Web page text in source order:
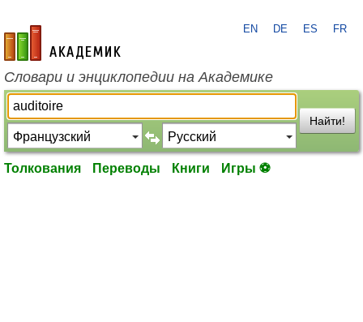
academic.ru
EN DE ES FR
Словари и энциклопедии на Академике
Найти!
Толкования Переводы Книги Игры ⚽